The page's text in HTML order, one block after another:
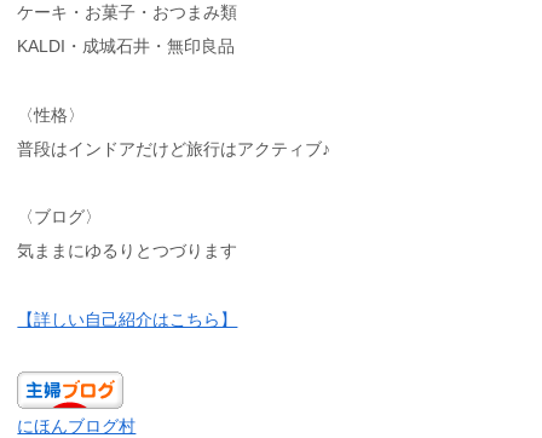
ケーキ・お菓子・おつまみ類
KALDI・成城石井・無印良品
〈性格〉
普段はインドアだけど旅行はアクティブ♪
〈ブログ〉
気ままにゆるりとつづります
【詳しい自己紹介はこちら】
にほんブログ村